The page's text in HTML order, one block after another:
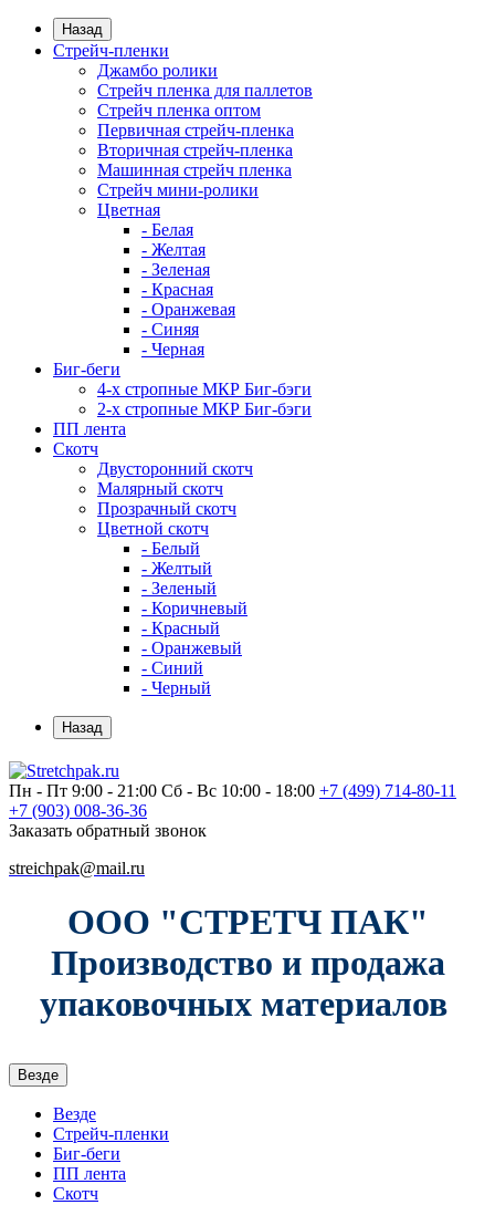
Назад
Стрейч-пленки
Джамбо ролики
Стрейч пленка для паллетов
Стрейч пленка оптом
Первичная стрейч-пленка
Вторичная стрейч-пленка
Машинная стрейч пленка
Стрейч мини-ролики
Цветная
- Белая
- Желтая
- Зеленая
- Красная
- Оранжевая
- Синяя
- Черная
Биг-беги
4-х стропные МКР Биг-бэги
2-х стропные МКР Биг-бэги
ПП лента
Скотч
Двусторонний скотч
Малярный скотч
Прозрачный скотч
Цветной скотч
- Белый
- Желтый
- Зеленый
- Коричневый
- Красный
- Оранжевый
- Синий
- Черный
Назад
Пн - Пт 9:00 - 21:00 Сб - Вс 10:00 - 18:00 +7 (499) 714-80-11
+7 (903) 008-36-36
Заказать обратный звонок
streichpak@mail.ru
ООО "СТРЕТЧ ПАК"
Производство и продажа
упаковочных материалов
Везде
Везде
Стрейч-пленки
Биг-беги
ПП лента
Скотч